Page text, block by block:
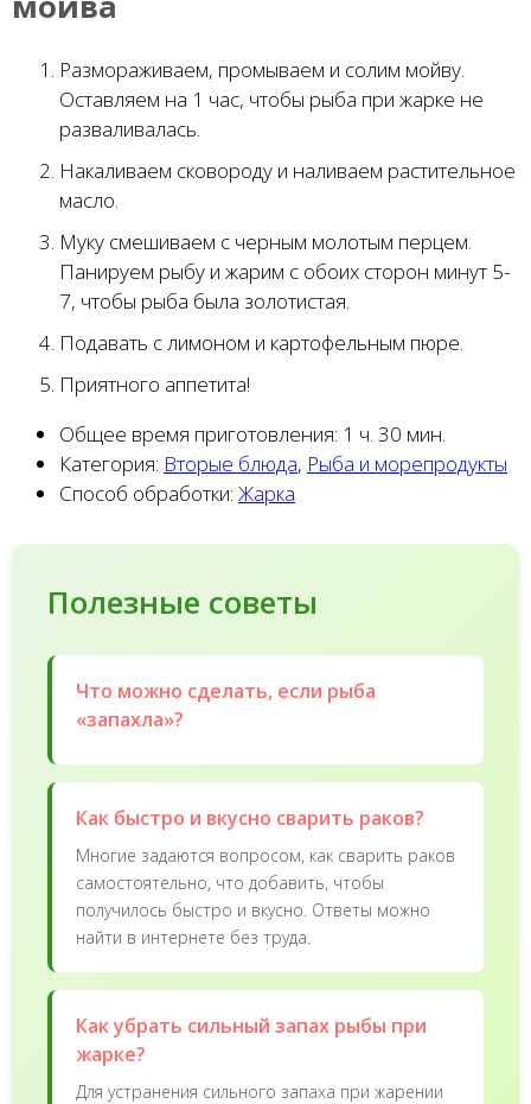
Размораживаем, промываем и солим мойву.
Оставляем на 1 час, чтобы рыба при жарке не
разваливалась.
Накаливаем сковороду и наливаем растительное
масло.
Муку смешиваем с черным молотым перцем.
Панируем рыбу и жарим с обоих сторон минут 5-
7, чтобы рыба была золотистая.
Подавать с лимоном и картофельным пюре.
Приятного аппетита!
Общее время приготовления: 1 ч. 30 мин.
Категория: Вторые блюда, Рыба и морепродукты
Способ обработки: Жарка
Полезные советы
Что можно сделать, если рыба
«запахла»?
Как быстро и вкусно сварить раков?
Многие задаются вопросом, как сварить раков
самостоятельно, что добавить, чтобы
получилось быстро и вкусно. Ответы можно
найти в интернете без труда.
Как убрать сильный запах рыбы при
жарке?
Для устранения сильного запаха при жарении